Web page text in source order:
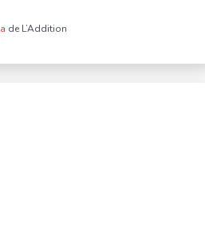
de L’Addition